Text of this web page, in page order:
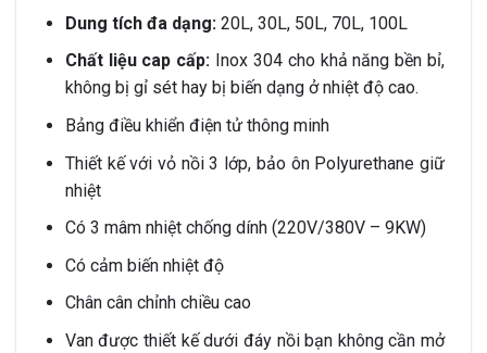
Dung tích đa dạng:20L, 30L, 50L, 70L, 100L
Chất liệu cap cấp: Inox 304 cho khả năng bền bỉ,
không bị gỉ sét hay bị biến dạng ở nhiệt độ cao.
Bảng điều khiển điện tử thông minh
Thiết kế với vỏ nồi 3 lớp, bảo ôn Polyurethane giữ
nhiệt
Có 3 mâm nhiệt chống dính (220V/380V – 9KW)
Có cảm biến nhiệt độ
Chân cân chỉnh chiều cao
Van được thiết kế dưới đáy nồi bạn không cần mở